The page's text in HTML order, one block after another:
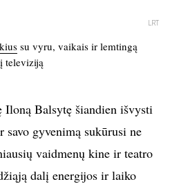
LRT
su vyru, vaikais ir lemtingą
televiziją
Balsytę šiandien išvysti
savo gyvenimą sukūrusi ne
vaidmenų kine ir teatro
dalį energijos ir laiko